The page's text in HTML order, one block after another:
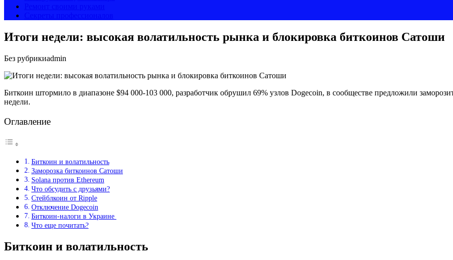
Итоги недели: высокая волатильность рынка и блокировка биткоинов Сатоши
Без рубрикиadmin
Биткоин штормило в диапазоне $94 000-103 000, разработчик обрушил 69% узлов Dogecoin, в сообществе предложили
недели.
Оглавление
Биткоин и волатильность
Заморозка биткоинов Сатоши
Solana против Ethereum
Что обсудить с друзьями?
Стейблкоин от Ripple
Отключение Dogecoin
Биткоин-налоги в Украине
Что еще почитать?
Биткоин и волатильность